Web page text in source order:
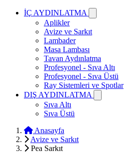
İÇ AYDINLATMA
Aplikler
Avize ve Sarkıt
Lambader
Masa Lambası
Tavan Aydınlatma
Profesyonel - Sıva Altı
Profesyonel - Sıva Üstü
Ray Sistemleri ve Spotlar
DIŞ AYDINLATMA
Sıva Altı
Sıva Üstü
Anasayfa
Avize ve Sarkıt
Pea Sarkıt